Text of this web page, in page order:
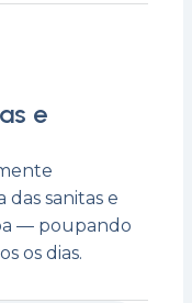
e
das sanitas e
— poupando
os dias.